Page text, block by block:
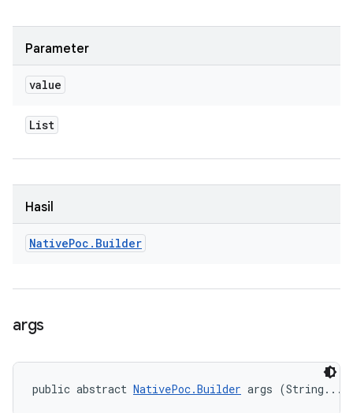
Parameter
value
List
Hasil
NativePoc . Builder
args
public abstract NativePoc.Builder args (String...